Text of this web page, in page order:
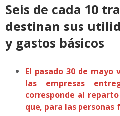
Seis de cada 10
destinan sus
y gastos básicos
El pasado 30 de mayo
las empresas
corresponde al
que, para las